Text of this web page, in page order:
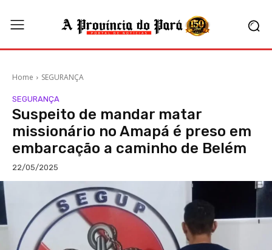
Home SEGURANÇA
SEGURANÇA
Suspeito de mandar matar
missionário no Amapá é preso em
embarcação a caminho de Belém
22/05/2025